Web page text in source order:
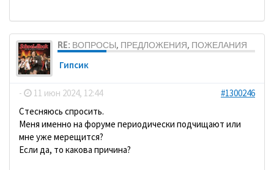
RE: ВОПРОСЫ, ПРЕДЛОЖЕНИЯ, ПОЖЕЛАНИЯ
Гипсик
- 11 июн 2024, 12:44
#1300246
Стесняюсь спросить.
Меня именно на форуме периодически подчищают или
мне уже мерещится?
Если да, то какова причина?